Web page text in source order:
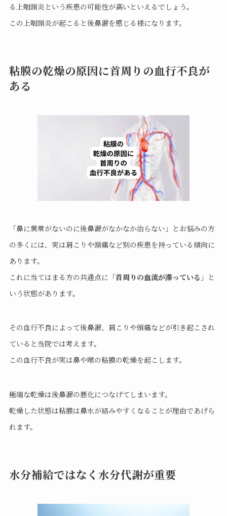
る上咽頭炎という疾患の可能性が高いといえるでしょう。
この上咽頭炎が起こると後鼻漏を感じる様になります。
粘膜の乾燥の原因に首周りの血行不良が
ある
「鼻に異常がないのに後鼻漏がなかなか治らない」とお悩みの方
の多くには、実は肩こりや頭痛など別の疾患を持っている傾向に
あります。
これに当てはまる方の共通点に「首周りの血流が滞っている 」と
いう状態があります。
その血行不良によって後鼻漏、肩こりや頭痛などが引き起こされ
ていると当院では考えます。
この血行不良が実は鼻や喉の粘膜の乾燥を起こします。
極端な乾燥は後鼻漏の悪化につなげてしまいます。
乾燥した状態は粘膜は鼻水が絡みやすくなることが理由であげら
れます。
水分補給ではなく水分代謝が重要